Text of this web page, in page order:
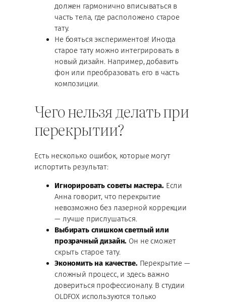
должен гармонично вписываться в
часть тела, где расположено старое
тату.
Не бояться экспериментов! Иногда
старое тату можно интегрировать в
новый дизайн. Например, добавить
фон или преобразовать его в часть
композиции.
Чего нельзя делать при
перекрытии?
Есть несколько ошибок, которые могут
испортить результат:
Игнорировать советы мастера.Если
Анна говорит, что перекрытие
невозможно без лазерной коррекции
— лучше прислушаться.
Выбирать слишком светлый или
прозрачный дизайн. Он не сможет
скрыть старое тату.
Экономить на качестве.Перекрытие —
сложный процесс, и здесь важно
довериться профессионалу. В студии
OLDFOX используются только